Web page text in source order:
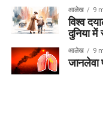
आलेख 9
विश्व
दुनिया
आलेख 9
जानलेवा